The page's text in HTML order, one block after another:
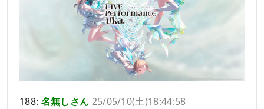
188: 名無しさん 25/05/10(土)18:44:58